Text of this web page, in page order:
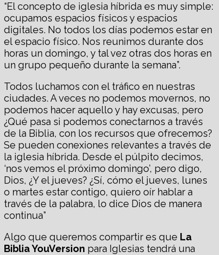
“El concepto de iglesia híbrida es muy simple:
ocupamos espacios físicos y espacios
digitales. No todos los días podemos estar en
el espacio físico. Nos reunimos durante dos
horas un domingo, y tal vez otras dos horas en
un grupo pequeño durante la semana”.
Todos luchamos con el tráfico en nuestras
ciudades. A veces no podemos movernos, no
podemos hacer aquello y hay excusas, pero
¿Qué pasa si podemos conectarnos a través
de la Biblia, con los recursos que ofrecemos?
Se pueden conexiones relevantes a través de
la iglesia híbrida. Desde el púlpito decimos,
‘nos vemos el próximo domingo’, pero digo,
Dios, ¿Y el jueves? ¿Sí, cómo el jueves, lunes
o martes estar contigo, quiero oír hablar a
través de la palabra, lo dice Dios de manera
continua”
Algo que queremos compartir es que La
Biblia YouVersion para Iglesias tendrá una